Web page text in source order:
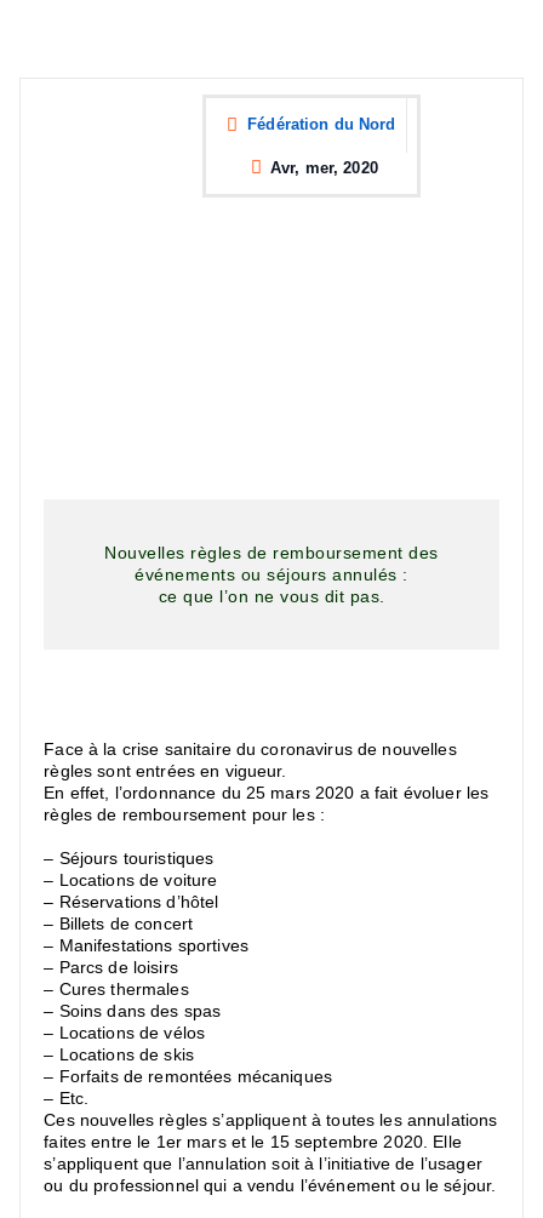
Fédération du Nord
Avr, mer, 2020
Nouvelles règles de remboursement des
événements ou séjours annulés :
ce que l’on ne vous dit pas.
Face à la crise sanitaire du coronavirus de nouvelles
règles sont entrées en vigueur.
En effet, l’ordonnance du 25 mars 2020 a fait évoluer les
règles de remboursement pour les :
– Séjours touristiques
– Locations de voiture
– Réservations d’hôtel
– Billets de concert
– Manifestations sportives
– Parcs de loisirs
– Cures thermales
– Soins dans des spas
– Locations de vélos
– Locations de skis
– Forfaits de remontées mécaniques
– Etc.
Ces nouvelles règles s’appliquent à toutes les annulations
faites entre le 1er mars et le 15 septembre 2020. Elle
s’appliquent que l’annulation soit à l’initiative de l’usager
ou du professionnel qui a vendu l’événement ou le séjour.